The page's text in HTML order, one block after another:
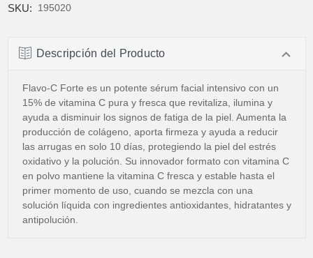
SKU: 195020
Descripción del Producto
Flavo-C Forte es un potente sérum facial intensivo con un
15% de vitamina C pura y fresca que revitaliza, ilumina y
ayuda a disminuir los signos de fatiga de la piel. Aumenta la
producción de colágeno, aporta firmeza y ayuda a reducir
las arrugas en solo 10 días, protegiendo la piel del estrés
oxidativo y la polución. Su innovador formato con vitamina C
en polvo mantiene la vitamina C fresca y estable hasta el
primer momento de uso, cuando se mezcla con una
solución líquida con ingredientes antioxidantes, hidratantes y
antipolución.